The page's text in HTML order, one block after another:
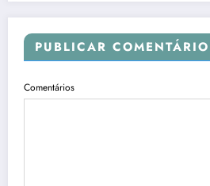
PUBLICAR COMENTÁRIO
Comentários